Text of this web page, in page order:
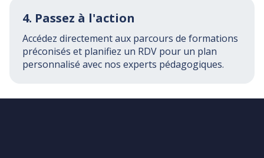
4. Passez à l'action
Accédez directement aux parcours de formations
préconisés et planifiez un RDV pour un plan
personnalisé avec nos experts pédagogiques.